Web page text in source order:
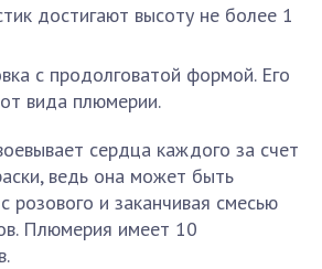
достигают высоту не более 1
с продолговатой формой. Его
вида плюмерии.
сердца каждого за счет
ведь она может быть
розового и заканчивая смесью
Плюмерия имеет 10